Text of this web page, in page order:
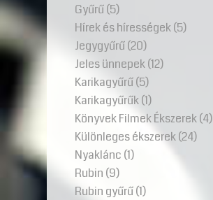
Gyűrű(5)
Hírek és hírességek(5)
Jegygyűrű(20)
Jeles ünnepek(12)
Karikagyűrű(5)
Karikagyűrűk(1)
Könyvek Filmek Ékszerek(4)
Különleges ékszerek(24)
Nyaklánc (1)
Rubin (9)
Rubin gyűrű(1)